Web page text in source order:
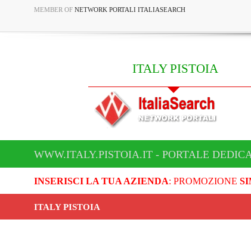
MEMBER OF NETWORK PORTALI ITALIASEARCH
ITALY PISTOIA
WWW.ITALY.PISTOIA.IT - PORTALE
INSERISCI LA TUA AZIENDA: PROMOZIONE
ITALY PISTOIA